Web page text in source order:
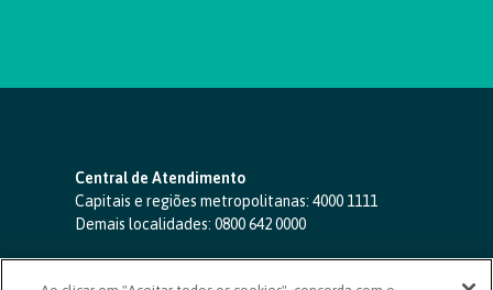
Central de Atendimento
Capitais e regiões metropolitanas: 4000 1111
Demais localidades: 0800 642 0000
SAC 24 horas-0800 724 4420